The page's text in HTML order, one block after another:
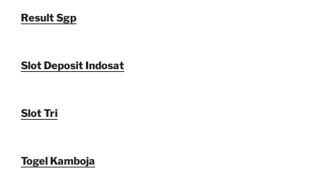
Result Sgp
Slot Deposit Indosat
Slot Tri
Togel Kamboja